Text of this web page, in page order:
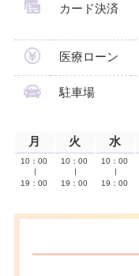
カード決済
医療ローン
駐車場
月 火 水
10：00
19：00
10：00
19：00
10：00
19：00